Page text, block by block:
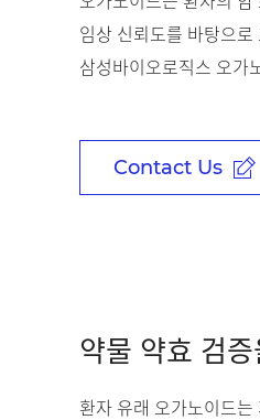
임상 신뢰도를 바탕으
삼성바이오로직스 오가
Contact Us
약물 약효 검
환자 유래 오가노이드